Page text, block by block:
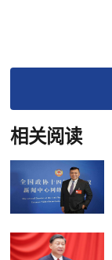
相关阅读